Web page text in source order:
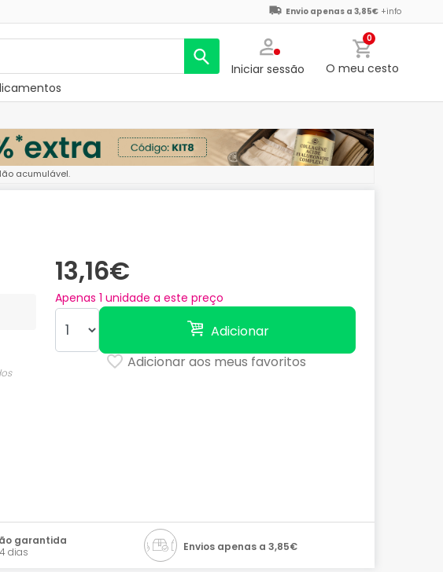
Envio apenas a 3,85€ +info
Iniciar sessão
0
O meu cesto
acumulável.
13,16€
Apenas 1 unidade a este preço
Adicionar
Adicionar aos meus favoritos
garantida
dias
Envios apenas a 3,85€